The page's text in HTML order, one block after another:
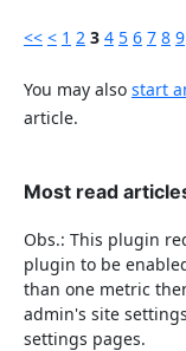
<< < 1 2 3 4 5 6 7 8 9
You may also start
article.
Most read
Obs.: This plugin
plugin to be
than one metric
admin's site
settings pages.